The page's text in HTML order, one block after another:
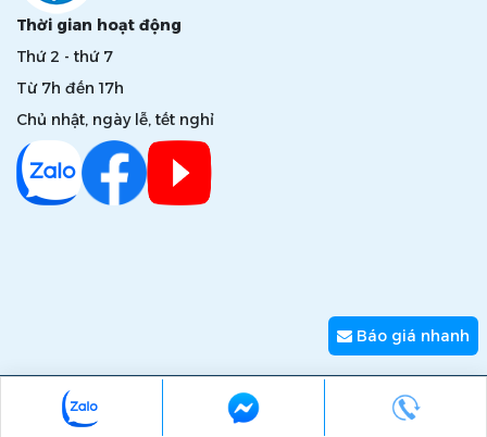
Thời gian hoạt động
Thứ 2 - thứ 7
Từ 7h đến 17h
Chủ nhật, ngày lễ, tết nghỉ
Copyright © 2026 zumi.com.vn - Giải pháp nâng tầm giá trị
thương hiệu
Báo giá nhanh